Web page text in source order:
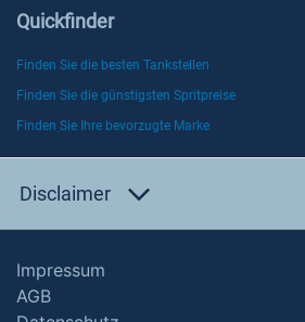
Quickfinder
Finden Sie die besten Tankstellen
Finden Sie die günstigsten Spritpreise
Finden Sie Ihre bevorzugte Marke
Disclaimer
Impressum
AGB